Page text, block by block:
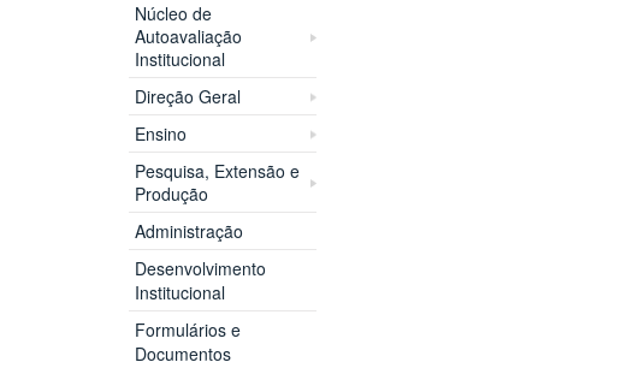
Núcleo de
Autoavaliação
Institucional
Direção Geral
Ensino
Pesquisa, Extensão e
Produção
Administração
Desenvolvimento
Institucional
Formulários e
Documentos